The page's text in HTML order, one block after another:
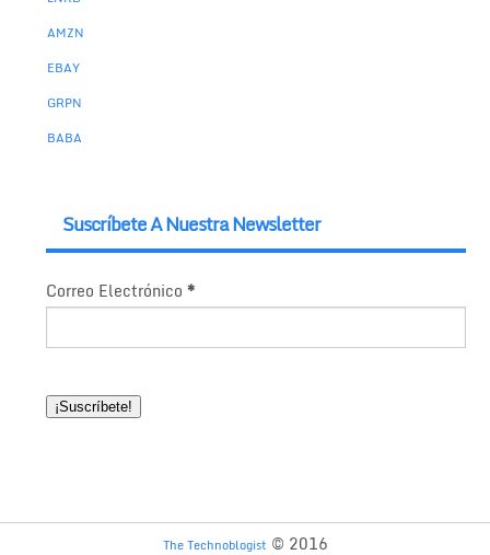
AMZN
EBAY
GRPN
BABA
Suscríbete A Nuestra Newsletter
Correo Electrónico *
The Technoblogist © 2016